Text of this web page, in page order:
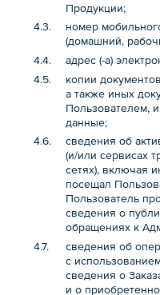
Продукции;
номер
(домашний,
адрес (-а)
копии
а также иных
Пользователем,
данные;
сведения об
(и/или сервисах
сетях), включая
посещал
Пользователь
сведения о
обращениях к
сведения об
с
сведения о
и о